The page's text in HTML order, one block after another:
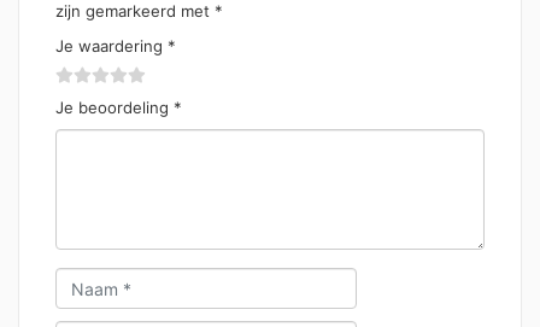
zijn gemarkeerd met *
Je waardering *
Je beoordeling *